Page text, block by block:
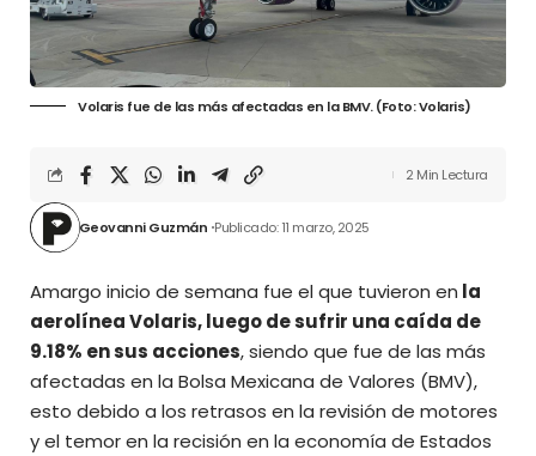
Volaris fue de las más afectadas en la BMV. (Foto: Volaris)
Geovanni Guzmán Publicado: 11 marzo, 2025
2 Min Lectura
Amargo inicio de semana fue el que tuvieron en la
aerolínea Volaris, luego de sufrir una caída de
9.18% en sus acciones, siendo que fue de las más
afectadas en la Bolsa Mexicana de Valores (BMV),
esto debido a los retrasos en la revisión de motores
y el temor en la recisión en la economía de Estados